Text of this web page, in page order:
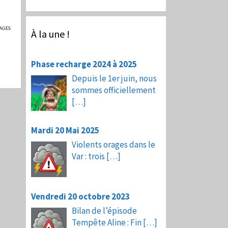
À la une !
Phase recharge 2024 à 2025
Depuis le 1er juin, nous
sommes officiellement
[…]
Mardi 20 Mai 2025
Violents orages dans le
Var : trois […]
Vendredi 20 octobre 2023
Bilan de l’épisode
Tempête Aline : Fin[…]